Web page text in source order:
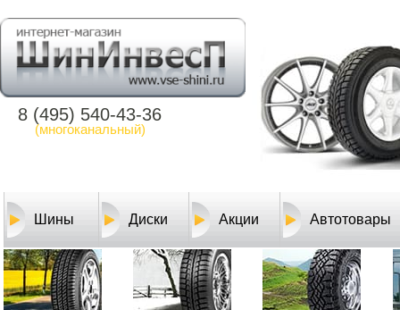
8 (495) 540-43-36
(многоканальный)
Шины Диски Акции Автотовары